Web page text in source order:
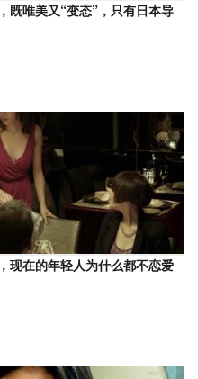
既唯美又“变态”，只有日本导
现在的年轻人为什么都不恋爱